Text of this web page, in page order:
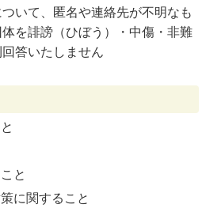
いて、匿名や連絡先が不明なも
を誹謗（ひぼう）・中傷・非難
答いたしません
と
に関すること